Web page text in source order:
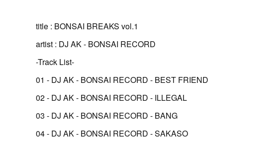
title : BONSAI BREAKS vol.1
artist : DJ AK - BONSAI RECORD
-Track List-
01 - DJ AK - BONSAI RECORD - BEST FRIEND
02 - DJ AK - BONSAI RECORD - ILLEGAL
03 - DJ AK - BONSAI RECORD - BANG
04 - DJ AK - BONSAI RECORD - SAKASO